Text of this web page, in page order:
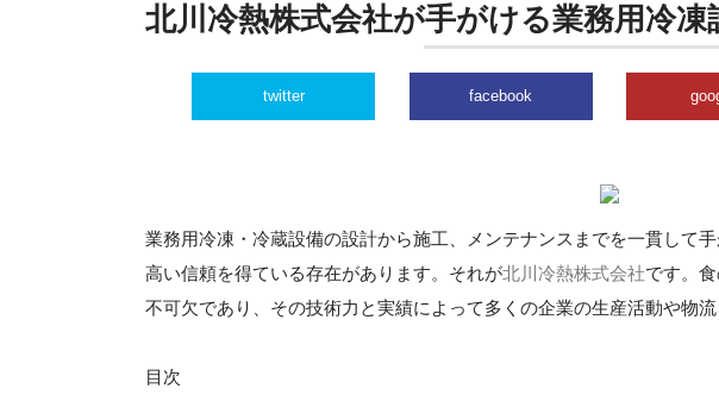
北川冷熱株式会社が手がける業務用冷
twitter facebook
業務用冷凍・冷蔵設備の設計から施工、メンテナンスまでを一貫して
高い信頼を得ている存在があります。それが北川冷熱株式会社です。
不可欠であり、その技術力と実績によって多くの企業の生産活動や物流
目次